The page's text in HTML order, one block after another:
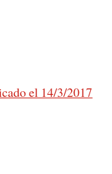
el 14/3/2017